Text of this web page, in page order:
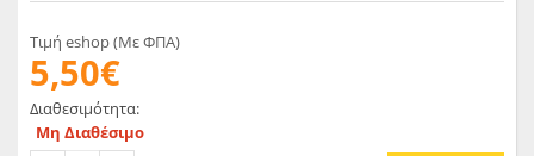
Τιμή eshop (Με ΦΠΑ)
5,50€
Διαθεσιμότητα:
Μη Διαθέσιμο